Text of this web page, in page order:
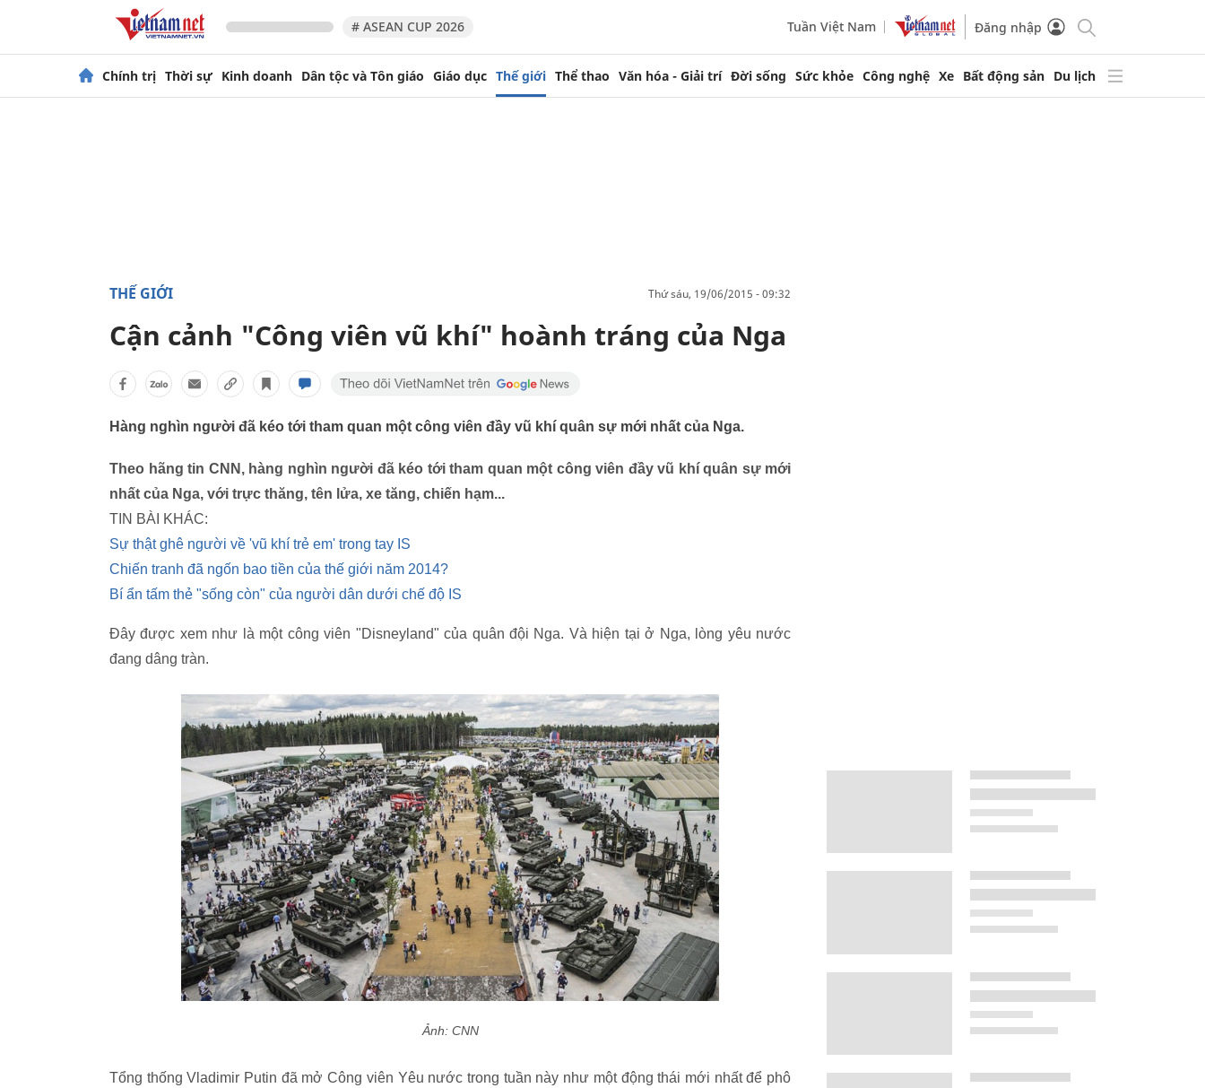
# ASEAN CUP 2026 Tuần Việt Nam Đăng nhập
Chính trị Thời sự Kinh doanh Dân tộc và Tôn giáo Giáo dục Thế giới Thể thao Văn hóa - Giải trí Đời sống Sức khỏe Công nghệ Xe Bất động sản Du lịch
THẾ GIỚI thứ sáu, 19/06/2015 - 09:32
Cận cảnh "Công viên vũ khí" hoành tráng của Nga
Hàng nghìn người đã kéo tới tham quan một công viên đầy vũ khí quân sự mới nhất của Nga.
Theo hãng tin CNN, hàng nghìn người đã kéo tới tham quan một công viên đầy vũ khí quân sự mới
nhất của Nga, với trực thăng, tên lửa, xe tăng, chiến hạm...
TIN BÀI KHÁC:
Sự thật ghê người về 'vũ khí trẻ em' trong tay IS
Chiến tranh đã ngốn bao tiền của thế giới năm 2014?
Bí ẩn tấm thẻ "sống còn" của người dân dưới chế độ IS
Đây được xem như là một công viên "Disneyland" của quân đội Nga. Và hiện tại ở Nga, lòng yêu nước
đang dâng tràn.
Ảnh: CNN
Tổng thống Vladimir Putin đã mở Công viên Yêu nước trong tuần này như một động thái mới nhất để phô